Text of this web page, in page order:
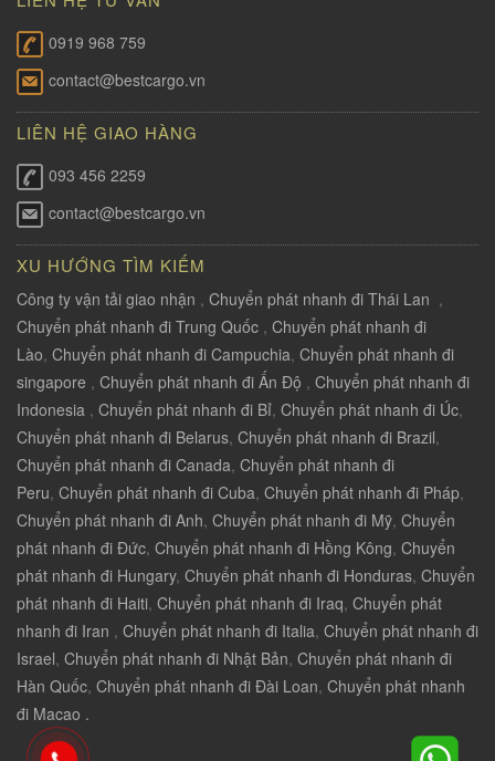
0919 968 759
contact@bestcargo.vn
LIÊN HỆ GIAO HÀNG
093 456 2259
contact@bestcargo.vn
XU HƯỚNG TÌM KIẾM
Công ty vận tải giao nhận , Chuyển phát nhanh đi Thái Lan ,
Chuyển phát nhanh đi Trung Quốc , Chuyển phát nhanh đi
Lào, Chuyển phát nhanh đi Campuchia, Chuyển phát nhanh đi
singapore , Chuyển phát nhanh đi Ấn Độ , Chuyển phát nhanh đi
Indonesia , Chuyển phát nhanh đi Bỉ, Chuyển phát nhanh đi Úc,
Chuyển phát nhanh đi Belarus, Chuyển phát nhanh đi Brazil,
Chuyển phát nhanh đi Canada, Chuyển phát nhanh đi
Peru, Chuyển phát nhanh đi Cuba, Chuyển phát nhanh đi Pháp,
Chuyển phát nhanh đi Anh, Chuyển phát nhanh đi Mỹ, Chuyển
phát nhanh đi Đức, Chuyển phát nhanh đi Hồng Kông, Chuyển
phát nhanh đi Hungary, Chuyển phát nhanh đi Honduras, Chuyển
phát nhanh đi Haiti, Chuyển phát nhanh đi Iraq, Chuyển phát
nhanh đi Iran , Chuyển phát nhanh đi Italia, Chuyển phát nhanh đi
Israel, Chuyển phát nhanh đi Nhật Bản, Chuyển phát nhanh đi
Hàn Quốc, Chuyển phát nhanh đi Đài Loan, Chuyển phát nhanh
đi Macao .